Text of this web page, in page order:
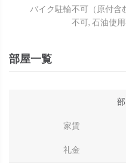
バイク駐輪不可（原付含
不可, 石油使
部屋一覧
家賃
礼金